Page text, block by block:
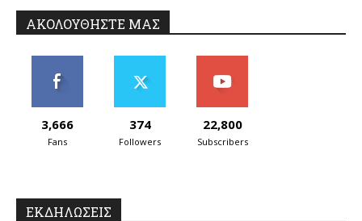
ΑΚΟΛΟΥΘΗΣΤΕ ΜΑΣ
3,666
Fans
374
Followers
22,800
Subscribers
ΕΚΔΗΛΩΣΕΙΣ